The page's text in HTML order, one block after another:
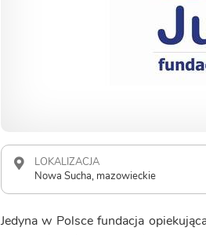
LOKALIZACJA
Nowa Sucha, mazowieckie
Jedyna w Polsce fundacja